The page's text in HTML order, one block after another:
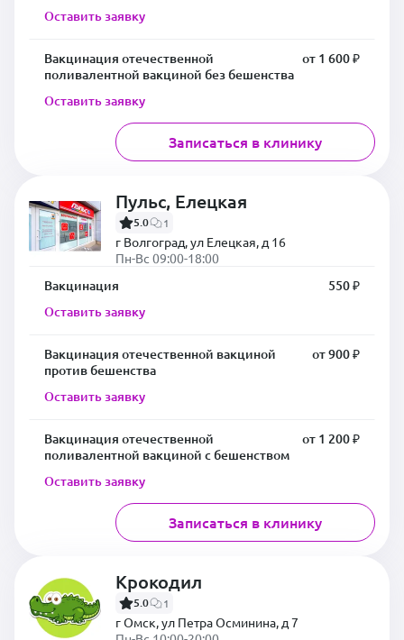
Оставить заявку
Вакцинация отечественной
поливалентной вакциной без бешенства
от 1 600 ₽
Оставить заявку
Записаться в клинику
Пульс, Елецкая
5.0 1
г Волгоград, ул Елецкая, д 16
Пн-Вс 09:00-18:00
Вакцинация
550 ₽
Оставить заявку
Вакцинация отечественной вакциной
против бешенства
от 900 ₽
Оставить заявку
Вакцинация отечественной
поливалентной вакциной с бешенством
от 1 200 ₽
Оставить заявку
Записаться в клинику
Крокодил
5.0 1
г Омск, ул Петра Осминина, д 7